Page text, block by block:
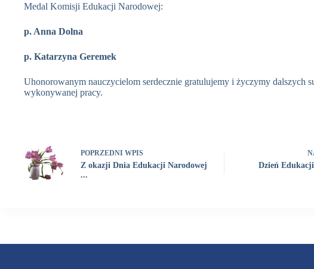
Medal Komisji Edukacji Narodowej:
p. Anna Dolna
p. Katarzyna Geremek
Uhonorowanym nauczycielom serdecznie gratulujemy i życzymy dalszych
wykonywanej pracy.
POPRZEDNI WPIS
Z okazji Dnia Edukacji Narodowej
...
Dzień